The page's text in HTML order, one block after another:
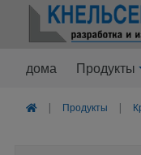
дома Продукты
Продукты